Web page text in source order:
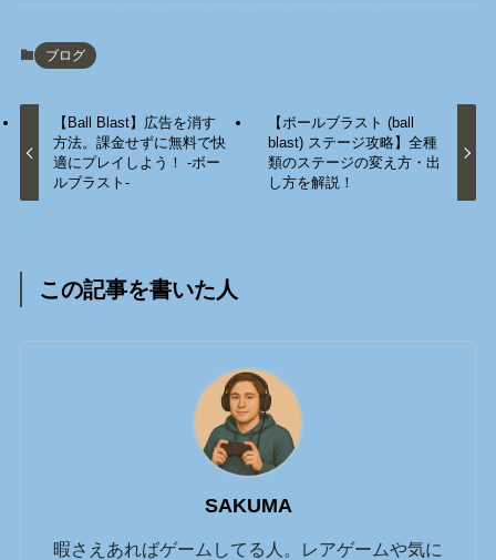
ブログ
【Ball Blast】広告を消す
方法。課金せずに無料で快
適にプレイしよう！ -ボー
ルブラスト-
【ボールブラスト (ball
blast) ステージ攻略】全種
類のステージの変え方・出
し方を解説！
この記事を書いた人
SAKUMA
暇さえあればゲームしてる人。レアゲームや気に